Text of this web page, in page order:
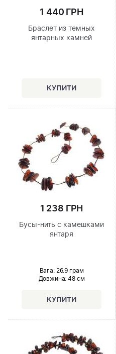
1 440 ГРН
Браслет из темных
янтарных камней
1 238 ГРН
Бусы-нить с камешками
янтаря
Вага: 26.9 грам
Довжина: 48 см